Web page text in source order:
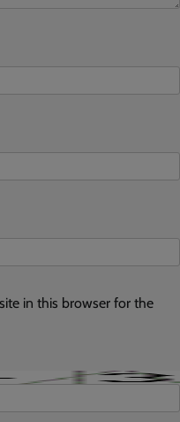
in this browser for the